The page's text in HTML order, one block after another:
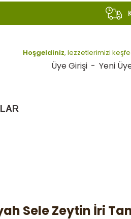
Hoşgeldiniz, lezzetlerimizi
Üye Girişi - Yeni
Sele Zeytin İri